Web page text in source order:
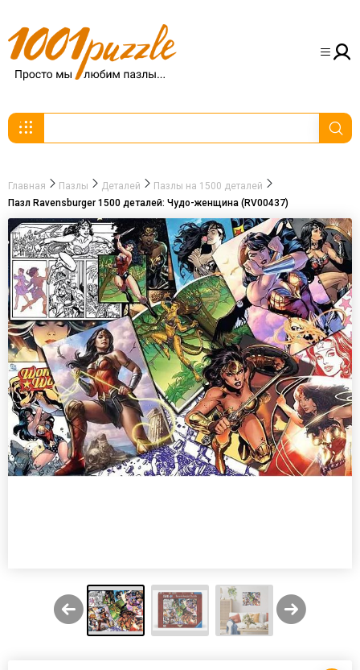
Главная Пазлы Деталей
Пазлы на 1500 деталей
Пазл Ravensburger 1500 деталей: Чудо-женщина (RV00437)